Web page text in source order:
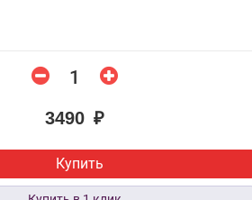
3490 ₽
Купить